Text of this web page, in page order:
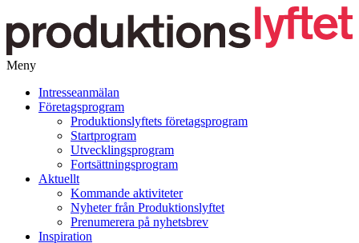
Meny
vidare
Intresseanmälan
Företagsprogram
Produktionslyftets företagsprogram
Startprogram
Utvecklingsprogram
Fortsättningsprogram
Aktuellt
Kommande aktiviteter
Nyheter från Produktionslyftet
Prenumerera på nyhetsbrev
Inspiration